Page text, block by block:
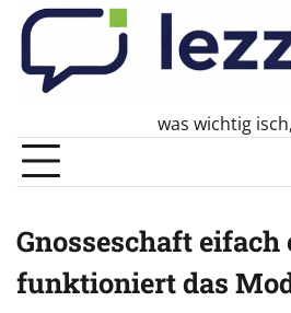
Skip
content
was wichtig
Gnosseschaft eifach
funktioniert das